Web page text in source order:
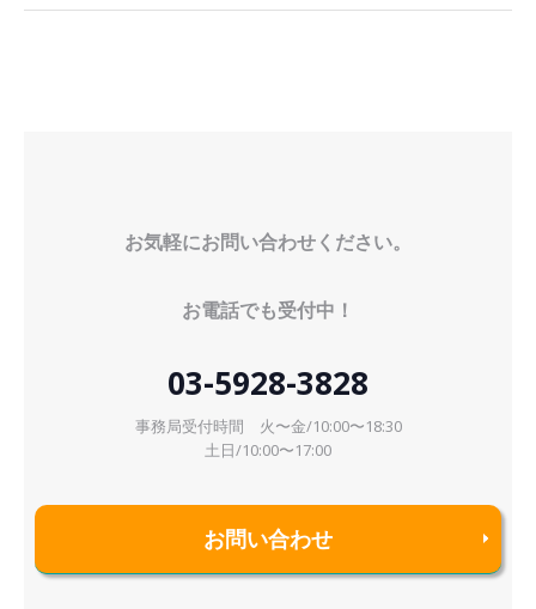
お気軽にお問い合わせください。
お電話でも受付中！
03-5928-3828
事務局受付時間 火〜金/10:00〜18:30
土日/10:00〜17:00
お問い合わせ